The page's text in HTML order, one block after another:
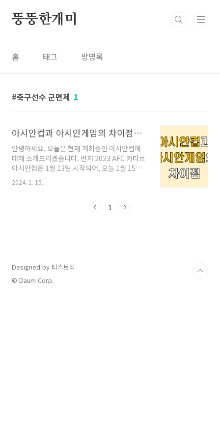
뚱뚱한개미
홈 태그 방명록
축구선수 군면제 1
아시안컵과 아시안게임의 차이점과 군면제 (축구선수 병역특례)
안녕하세요, 오늘은 현재 개최중인 아시안컵에
대해 소개드리겠습니다. 먼저 2023 AFC 카타르
아시안컵은 1월 13일 시작되어, 오늘 1월 15일
대한민국이 바레인과 첫 경기를 앞두고 있습니
다. 이번 축구 경기에 앞서, 많은 사람들이 아시안
그 차이점을 알려드리겠습니다. ㅣ아시안컵과 아
식 명칭 AFC 아시안컵 아시아 경기대회 영문 명
칭 AFC Asian Cup Asian Games 창설 연도
1956년 하계 아시안 게임 195..
2024. 1. 15.
1
Designed by 티스토리
© Daum Corp.